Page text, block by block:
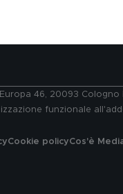
46, 20093
funzionale
Cookie policyCos'è